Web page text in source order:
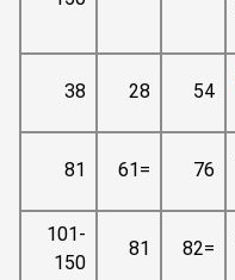
54
28
38
76
=61
81
=82
81
101-
150